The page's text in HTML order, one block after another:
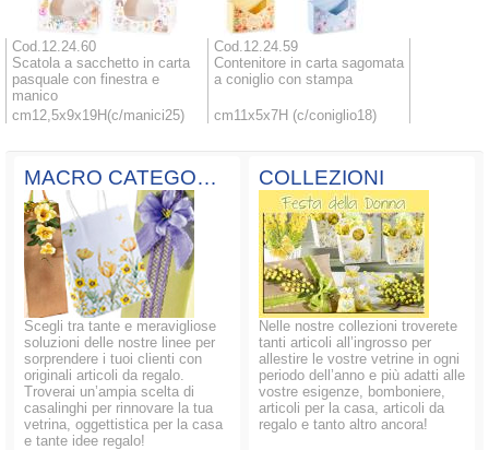
Cod.12.24.60
Scatola a sacchetto in carta
pasquale con finestra e
manico
cm12,5x9x19H(c/manici25)
Cod.12.24.59
Contenitore in carta sagomata
a coniglio con stampa
cm11x5x7H (c/coniglio18)
MACRO CATEGORIE
Scegli tra tante e meravigliose
soluzioni delle nostre linee per
sorprendere i tuoi clienti con
originali articoli da regalo.
Troverai un’ampia scelta di
casalinghi per rinnovare la tua
vetrina, oggettistica per la casa
e tante idee regalo!
COLLEZIONI
Nelle nostre collezioni troverete
tanti articoli all’ingrosso per
allestire le vostre vetrine in ogni
periodo dell’anno e più adatti alle
vostre esigenze, bomboniere,
articoli per la casa, articoli da
regalo e tanto altro ancora!